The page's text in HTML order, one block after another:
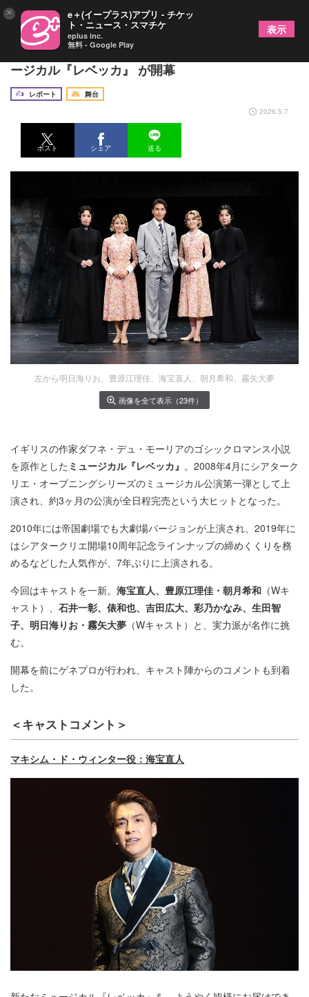
キャストを一新、海宝直人らが人気作に挑む ミュ
ージカル『レベッカ』 が開幕
レポート
舞台
2026.5.7
ポスト シェア 送る
左から明日海りお、豊原江理佳、海宝直人、朝月希和、霧矢大夢
画像を全て表示（23件）
イギリスの作家ダフネ・デュ・モーリアのゴシックロマンス小説
を原作とした ミュージカル『レベッカ』 。2008年4月にシアターク
リエ・オープニングシリーズのミュージカル公演第一弾として上
演され、約3ヶ月の公演が全日程完売という大ヒットとなった。
2010年には帝国劇場でも大劇場バージョンが上演され、2019年に
はシアタークリエ開場10周年記念ラインナップの締めくくりを務
めるなどした人気作が、7年ぶりに上演される。
今回はキャストを一新。 海宝直人、豊原江理佳・朝月希和 （Wキ
ャスト）、 石井一彰、俵和也、吉田広大、彩乃かなみ、生田智
子、明日海りお・霧矢大夢 （Wキャスト）と、実力派が名作に挑
む。
開幕を前にゲネプロが行われ、キャスト陣からのコメントも到着
した。
＜キャストコメント＞
マキシム・ド・ウィンター役：海宝直人
× e＋(イープラス)アプリ - チケッ
ト・ニュース・スマチケ
eplus inc.
無料 - Google Play
表示